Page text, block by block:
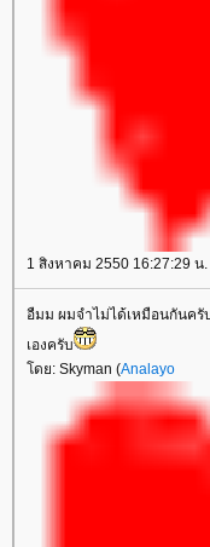
1 สิงหาคม 2550 16:27:29 น.
อืมม ผมจำไม่ได้เหมือนกันครั
เองครับ
ดย: Skyman (Analayo